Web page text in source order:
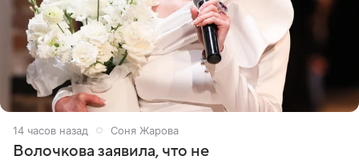
14 часов назад Соня Жарова
Волочкова заявила, что не